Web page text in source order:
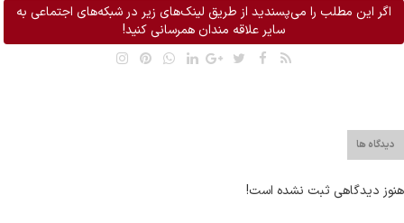
اگر این مطلب را می‌پسندید از طریق لینک‌های زیر در شبکه‌های اجتماعی به
سایر علاقه مندان همرسانی کنید!
دیدگاه ها
هنوز دیدگاهی ثبت نشده است!